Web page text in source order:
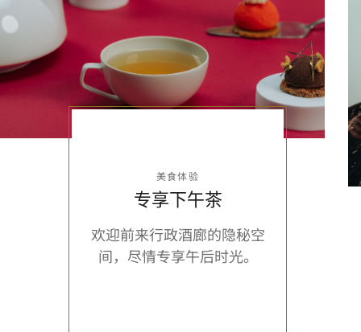
美食体验
专享下午茶
欢迎前来行政酒廊的隐秘空
间，尽情专享午后时光。